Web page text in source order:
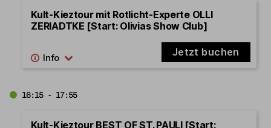
Kult-Kieztour mit Rotlicht-Experte OLLI
ZERIADTKE [Start: Olivias Show Club]
Jetzt buchen
16:15 - 17:55
Kult-Kieztour BEST OF ST. PAULI [Start: